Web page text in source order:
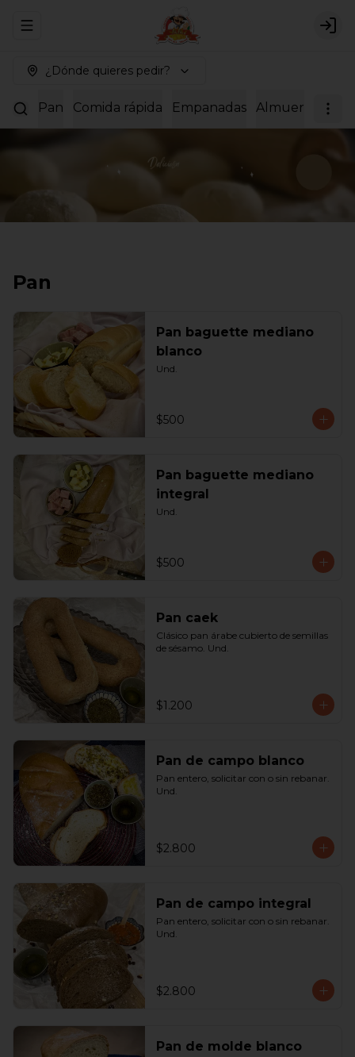
Abrir menu de navegación
¿Dónde quieres pedir?
Pan Comida rápida Empanadas Almuerzos
Pan
Pan baguette mediano
blanco
Und.
$500
Pan baguette mediano
integral
Und.
$500
Pan caek
Clásico pan árabe cubierto de semillas
de sésamo. Und.
$1.200
Pan de campo blanco
Pan entero, solicitar con o sin rebanar.
Und.
$2.800
Pan de campo integral
Pan entero, solicitar con o sin rebanar.
Und.
$2.800
Pan de molde blanco